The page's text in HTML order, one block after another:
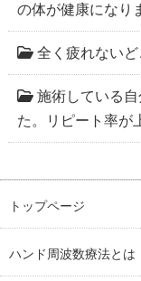
の体が健康になり
全く疲れない
施術している
た。リピート率が
トップページ
ハンド周波数療法とは